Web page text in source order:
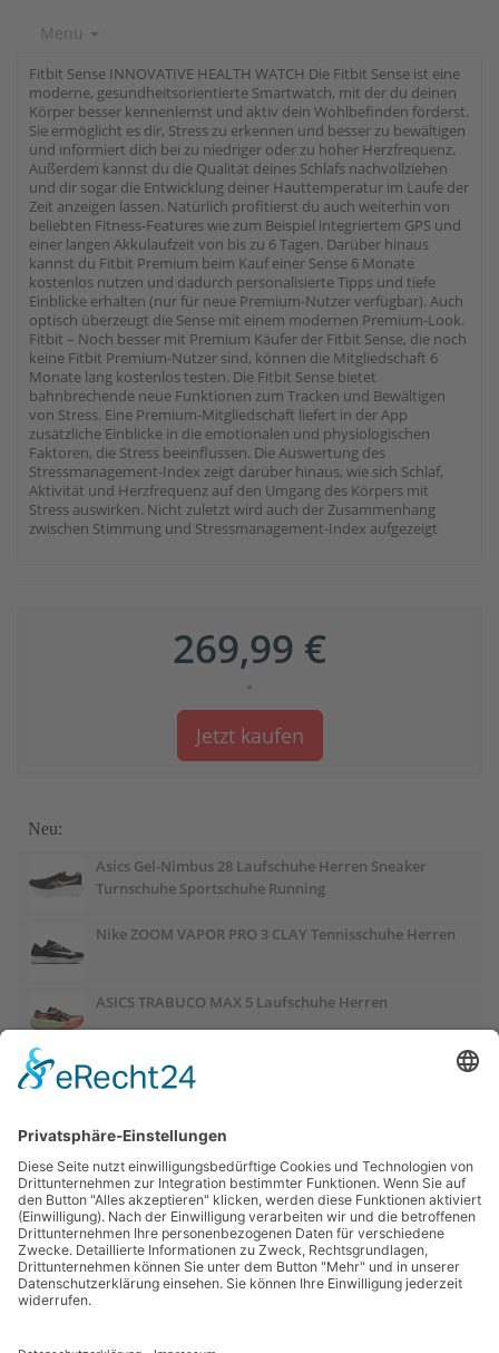
Menu
Fitbit Sense INNOVATIVE HEALTH WATCH Die Fitbit Sense ist eine
moderne, gesundheitsorientierte Smartwatch, mit der du deinen
Körper besser kennenlernst und aktiv dein Wohlbefinden förderst.
Sie ermöglicht es dir, Stress zu erkennen und besser zu bewältigen
und informiert dich bei zu niedriger oder zu hoher Herzfrequenz.
Außerdem kannst du die Qualität deines Schlafs nachvollziehen
und dir sogar die Entwicklung deiner Hauttemperatur im Laufe der
Zeit anzeigen lassen. Natürlich profitierst du auch weiterhin von
beliebten Fitness-Features wie zum Beispiel integriertem GPS und
einer langen Akkulaufzeit von bis zu 6 Tagen. Darüber hinaus
kannst du Fitbit Premium beim Kauf einer Sense 6 Monate
kostenlos nutzen und dadurch personalisierte Tipps und tiefe
Einblicke erhalten (nur für neue Premium-Nutzer verfügbar). Auch
optisch überzeugt die Sense mit einem modernen Premium-Look.
Fitbit – Noch besser mit Premium Käufer der Fitbit Sense, die noch
keine Fitbit Premium-Nutzer sind, können die Mitgliedschaft 6
Monate lang kostenlos testen. Die Fitbit Sense bietet
bahnbrechende neue Funktionen zum Tracken und Bewältigen
von Stress. Eine Premium-Mitgliedschaft liefert in der App
zusätzliche Einblicke in die emotionalen und physiologischen
Faktoren, die Stress beeinflussen. Die Auswertung des
Stressmanagement-Index zeigt darüber hinaus, wie sich Schlaf,
Aktivität und Herzfrequenz auf den Umgang des Körpers mit
Stress auswirken. Nicht zuletzt wird auch der Zusammenhang
zwischen Stimmung und Stressmanagement-Index aufgezeigt
269,99 €
*
Jetzt kaufen
Neu:
Asics Gel-Nimbus 28 Laufschuhe Herren Sneaker
Turnschuhe Sportschuhe Running
Nike ZOOM VAPOR PRO 3 CLAY Tennisschuhe Herren
ASICS TRABUCO MAX 5 Laufschuhe Herren
ASICS GEL-PULSE 17 Laufschuhe Damen
Salomon OUTCHILL Winterschuhe Damen
ASICS GEL-CUMULUS 28 Laufschuhe Damen